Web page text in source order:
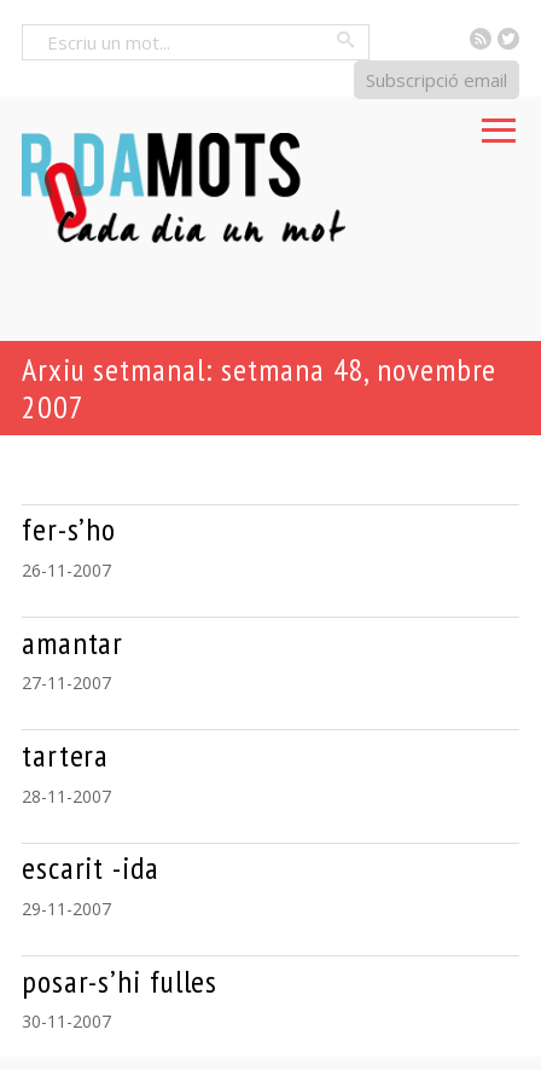
RSS
Subscripció email
Arxiu setmanal: setmana 48, novembre
2007
fer-s’ho
26-11-2007
amantar
27-11-2007
tartera
28-11-2007
escarit -ida
29-11-2007
posar-s’hi fulles
30-11-2007